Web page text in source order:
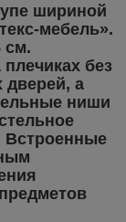
шириной
мебель».
см.
без
дверей, а
ниши
Встроенные